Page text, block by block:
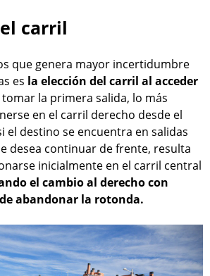
carril
que genera mayor incertidumbre
es la elección del carril al acceder
tomar la primera salida, lo más
en el carril derecho desde el
el destino se encuentra en salidas
desea continuar de frente, resulta
inicialmente en el carril central
el cambio al derecho con
abandonar la rotonda.